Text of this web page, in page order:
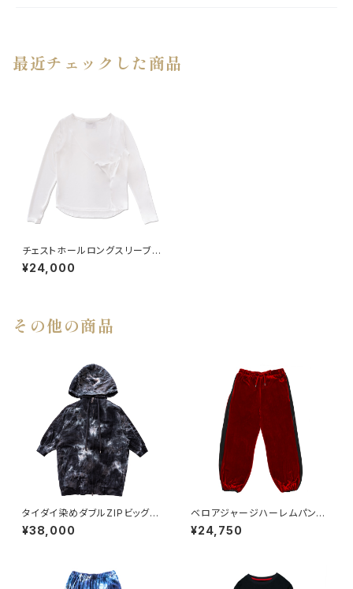
最近チェックした商品
チェストホールロングスリーブT
WHITE
¥24,000
その他の商品
タイダイ染めダブルZIPビッグシ
ルエットフーディー BLACK
¥38,000
ベロアジャージハーレムパン
ツ RED
¥24,750